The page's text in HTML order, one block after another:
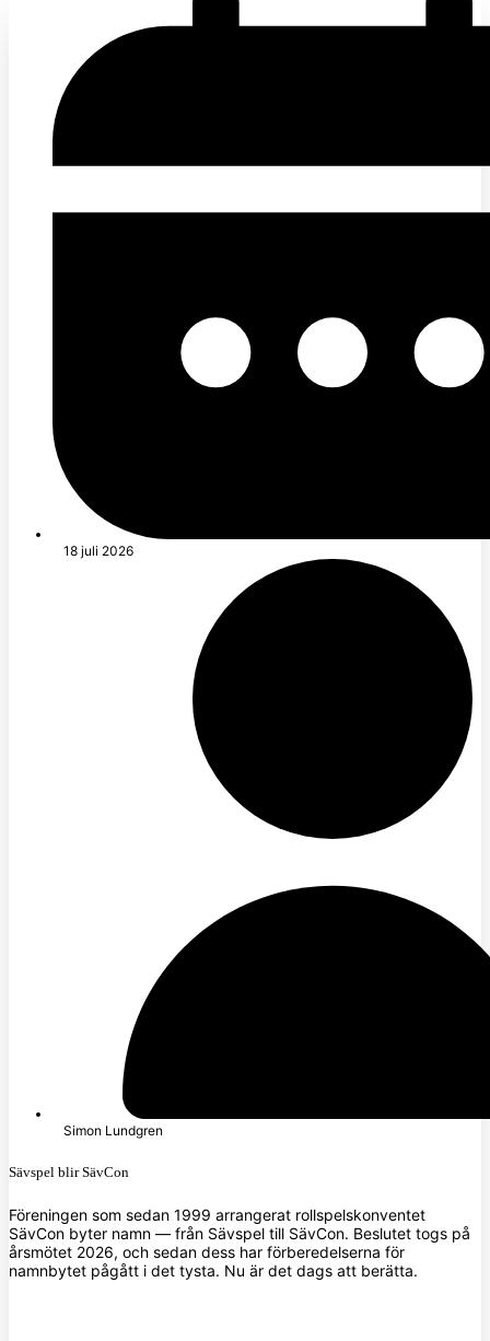
18 juli 2026
Simon Lundgren
Sävspel blir SävCon
Föreningen som sedan 1999 arrangerat rollspelskonventet
SävCon byter namn — från Sävspel till SävCon. Beslutet togs på
årsmötet 2026, och sedan dess har förberedelserna för
namnbytet pågått i det tysta. Nu är det dags att berätta.